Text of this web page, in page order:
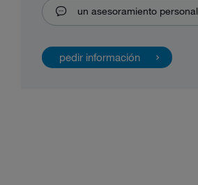
un asesoramiento personal